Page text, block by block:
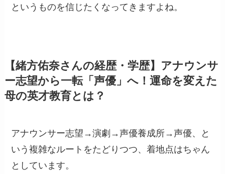
というものを信じたくなってきますよね。
【緒方佑奈さんの経歴・学歴】アナウンサ
ー志望から一転「声優」へ！運命を変えた
母の英才教育とは？
アナウンサー志望→演劇→声優養成所→声優、と
いう複雑なルートをたどりつつ、着地点はちゃん
としています。